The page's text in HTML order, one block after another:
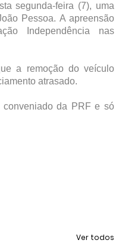
segunda-feira (7), uma
Pessoa. A apreensão
Independência nas
a remoção do veículo
atrasado.
da PRF e só
Ver todos